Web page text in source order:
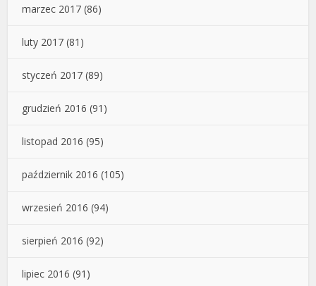
marzec 2017 (86)
luty 2017 (81)
styczeń 2017 (89)
grudzień 2016 (91)
listopad 2016 (95)
październik 2016 (105)
wrzesień 2016 (94)
sierpień 2016 (92)
lipiec 2016 (91)